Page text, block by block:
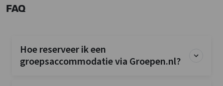
FAQ
Hoe reserveer ik een
groepsaccommodatie via Groepen.nl?